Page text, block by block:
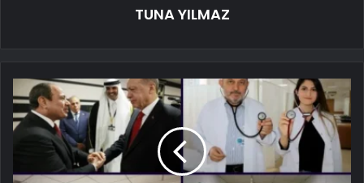
TUNA YILMAZ